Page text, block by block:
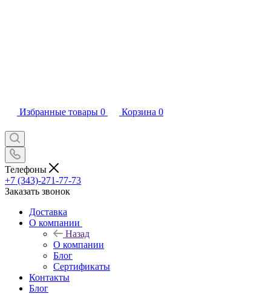
Избранные товары 0 Корзина 0
Телефоны
+7 (343)-271-77-73
Заказать звонок
Доставка
О компании
Назад
О компании
Блог
Сертификаты
Контакты
Блог